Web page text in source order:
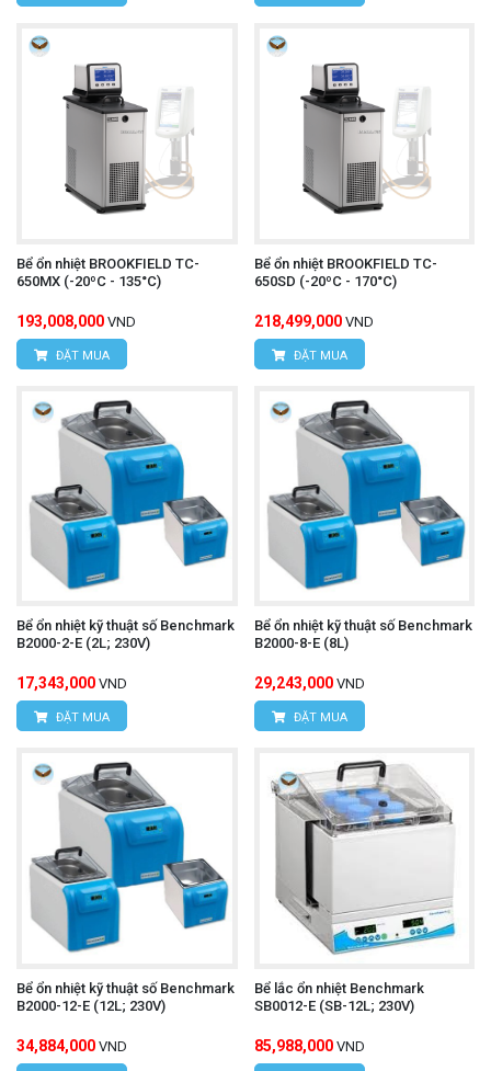
Bể ổn nhiệt BROOKFIELD TC-
650MX (-20ºC - 135°C)
193,008,000 VND
ĐẶT MUA
Bể ổn nhiệt BROOKFIELD TC-
650SD (-20ºC - 170°C)
218,499,000 VND
ĐẶT MUA
Bể ổn nhiệt kỹ thuật số Benchmark
B2000-2-E (2L; 230V)
17,343,000 VND
ĐẶT MUA
Bể ổn nhiệt kỹ thuật số Benchmark
B2000-8-E (8L)
29,243,000 VND
ĐẶT MUA
Bể ổn nhiệt kỹ thuật số Benchmark
B2000-12-E (12L; 230V)
34,884,000 VND
Bể lắc ổn nhiệt Benchmark
SB0012-E (SB-12L; 230V)
85,988,000 VND